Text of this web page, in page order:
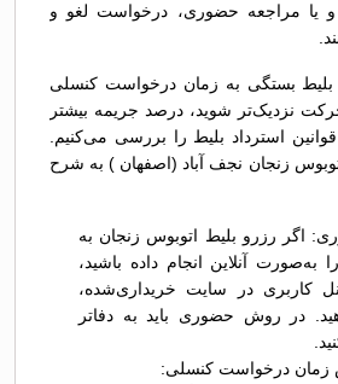
) و یا مراجعه حضوری، درخواست لغو و
بلیط بستگی به زمان درخواست کنسلی
نزدیک‌تر شوید، درصد جریمه بیشتر
استرداد بلیط را بررسی می‌کنیم.
قوانین استرداد بلیط اتوبوس زنجان نجف آباد (اصفهان ) به شرح
اگر رزرو بلیط اتوبوس زنجان به
) را به‌صورت آنلاین انجام داده باشید،
کاربری در سایت خریداری‌شده،
در روش حضوری باید به دفاتر
زمان درخواست کنسلی: